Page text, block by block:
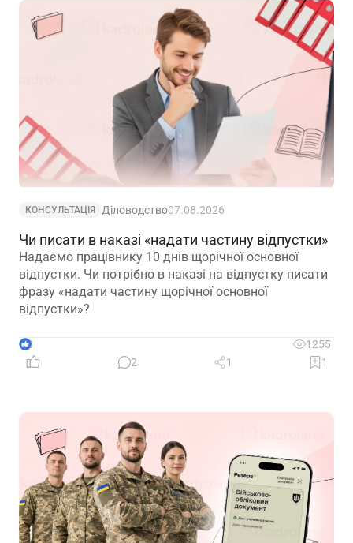
КОНСУЛЬТАЦІЯ Діловодство07.08.2026
Чи писати в наказі «надати частину відпустки»
Надаємо працівнику 10 днів щорічної основної
відпустки. Чи потрібно в наказі на відпустку писати
фразу «надати частину щорічної основної
відпустки»?
3
1255
2
1 1